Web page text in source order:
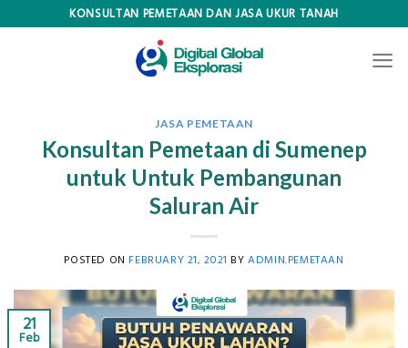
KONSULTAN PEMETAAN DAN JASA UKUR TANAH
JASA PEMETAAN
Konsultan Pemetaan di Sumenep
untuk Untuk Pembangunan
Saluran Air
POSTED ON FEBRUARY 21, 2021 BYADMIN.PEMETAAN
21
Feb